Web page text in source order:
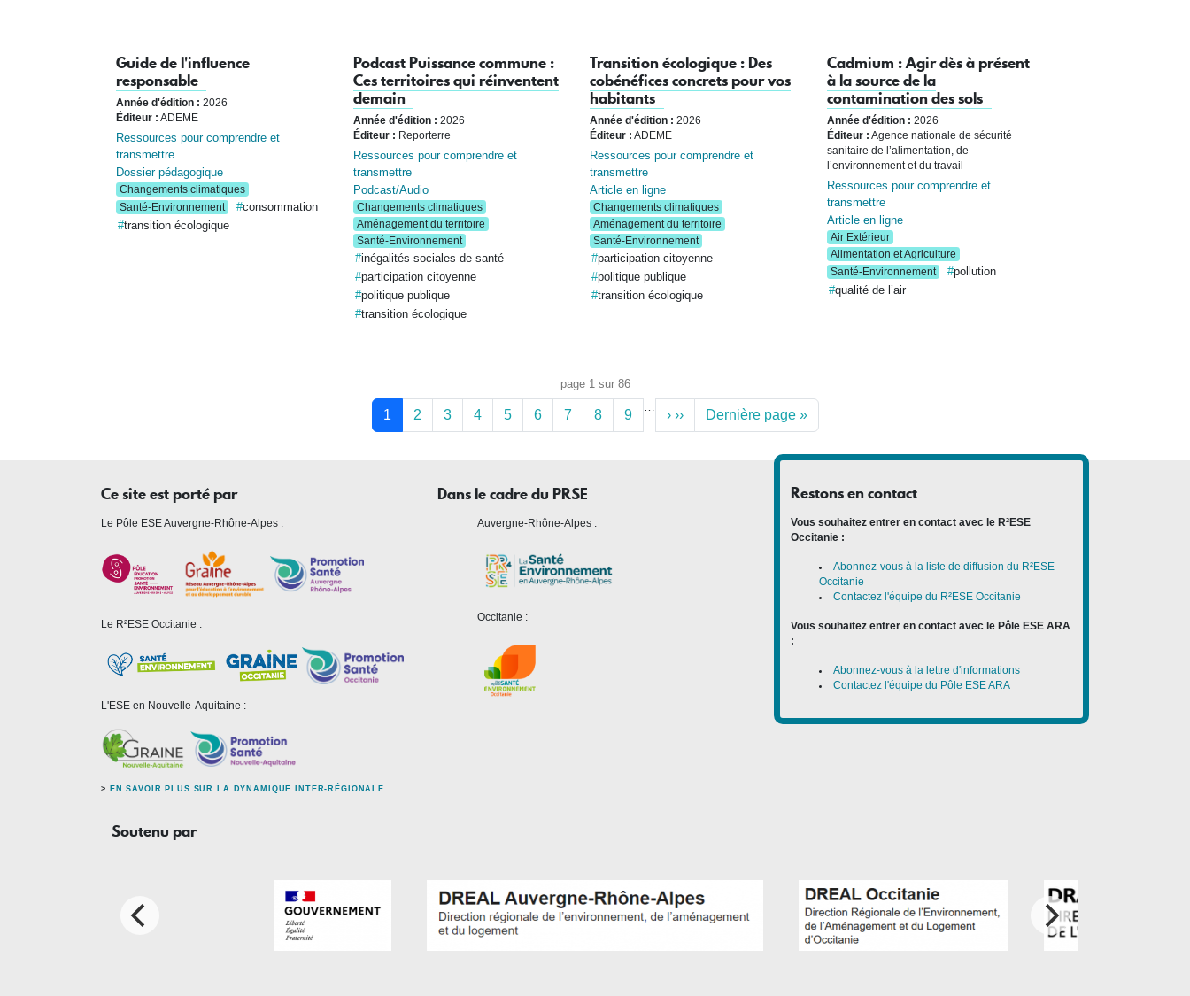
Guide de l'influence
responsable
Année d'édition : 2026
Éditeur : ADEME
Ressources pour comprendre et
transmettre
Dossier pédagogique
Changements climatiques
Santé-Environnement
consommation
transition écologique
Podcast Puissance commune :
Ces territoires qui réinventent
demain
Année d'édition : 2026
Éditeur : Reporterre
Ressources pour comprendre et
transmettre
Podcast/Audio
Changements climatiques
Aménagement du territoire
Santé-Environnement
inégalités sociales de santé
participation citoyenne
politique publique
transition écologique
Transition écologique : Des
cobénéfices concrets pour vos
habitants
Année d'édition : 2026
Éditeur : ADEME
Ressources pour comprendre et
transmettre
Article en ligne
Changements climatiques
Aménagement du territoire
Santé-Environnement
participation citoyenne
politique publique
transition écologique
Cadmium : Agir dès à présent
à la source de la
contamination des sols
Année d'édition : 2026
Éditeur : Agence nationale de sécurité
sanitaire de l’alimentation, de
l’environnement et du travail
Ressources pour comprendre et
transmettre
Article en ligne
Air Extérieur
Alimentation et Agriculture
Santé-Environnement
pollution
qualité de l’air
page 1 sur 86
1 2 3 4 5 6 7 8 9 › ›› Dernière page »
Ce site est porté par
Le Pôle ESE Auvergne-Rhône-Alpes :
Le R²ESE Occitanie :
L'ESE en Nouvelle-Aquitaine :
> EN SAVOIR PLUS SUR LA DYNAMIQUE INTER-RÉGIONALE
Dans le cadre du PRSE
Auvergne-Rhône-Alpes :
Occitanie :
Restons en contact
Vous souhaitez entrer en contact avec le R²ESE
Occitanie :
Abonnez-vous à la liste de diffusion du R²ESE
Occitanie
Contactez l'équipe du R²ESE Occitanie
Vous souhaitez entrer en contact avec le Pôle ESE ARA
:
Abonnez-vous à la lettre d'informations
Contactez l'équipe du Pôle ESE ARA
Soutenu par